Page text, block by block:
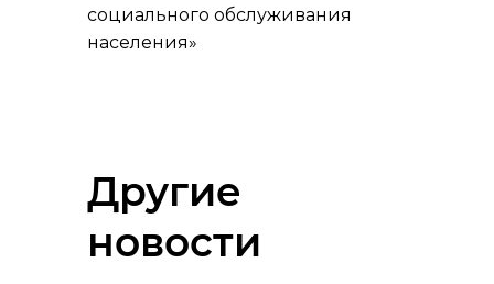
социального обслуживания
населения»
Другие
новости